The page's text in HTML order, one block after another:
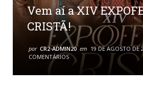
Vem aí a XIV
CRISTÃ!
por CR2-ADMIN20 em 19 DE AGOSTO DE
COMENTÁRIOS